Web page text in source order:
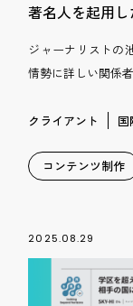
著名人を起用
ジャーナリストの
情勢に詳しい関係
クライアント 国
コンテンツ制作
2025.08.29